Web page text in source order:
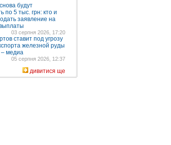
будут
по 5 тыс. грн: кто и
заявление на
03 серпня 2026, 17:20
ставит под угрозу
железной руды
– медиа
05 серпня 2026, 12:37
дивитися ще